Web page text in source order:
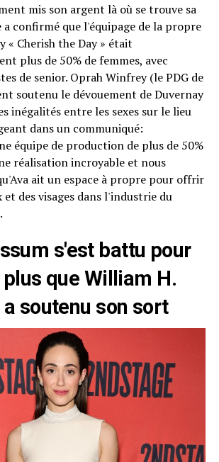
mis son argent là où se trouve sa
a confirmé que l'équipage de la propre
« Cherish the Day » était
plus de 50% de femmes, avec
de senior. Oprah Winfrey (le PDG de
soutenu le dévouement de Duvernay
inégalités entre les sexes sur le lieu
dans un communiqué:
équipe de production de plus de 50%
réalisation incroyable et nous
ait un espace à propre pour offrir
et des visages dans l'industrie du
s'est battu pour
que William H.
soutenu son sort